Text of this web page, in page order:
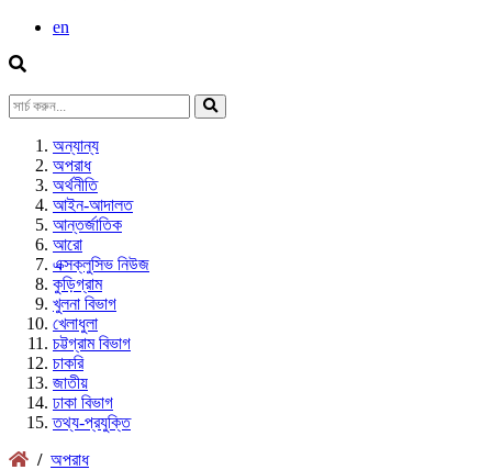
en
অন্যান্য
অপরাধ
অর্থনীতি
আইন-আদালত
আন্তর্জাতিক
আরো
এক্সক্লুসিভ নিউজ
কুড়িগ্রাম
খুলনা বিভাগ
খেলাধুলা
চট্টগ্রাম বিভাগ
চাকরি
জাতীয়
ঢাকা বিভাগ
তথ্য-প্রযুক্তি
/ অপরাধ